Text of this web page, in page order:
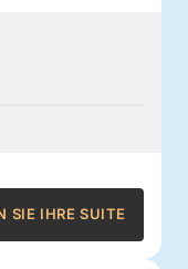
SIE IHRE SUITE